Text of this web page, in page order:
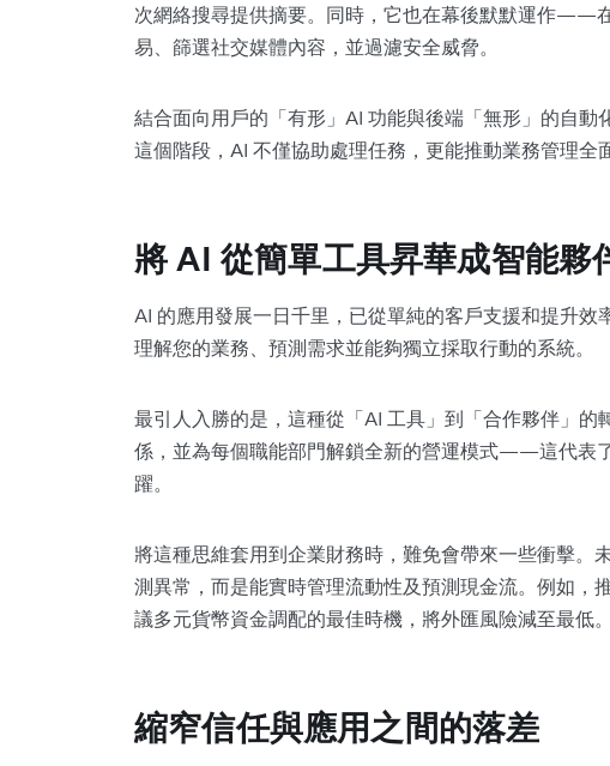
次網絡搜尋提供摘要。同時，它也在幕後默默運作——
易、篩選社交媒體內容，並過濾安全威脅。
結合面向用戶的「有形」AI 功能與後端「無形」的自
這個階段，AI 不僅協助處理任務，更能推動業務管理全
將 AI 從簡單工具昇華成智能夥
AI 的應用發展一日千里，已從單純的客戶支援和提升
理解您的業務、預測需求並能夠獨立採取行動的系統。
最引人入勝的是，這種從「AI 工具」到「合作夥伴」的
係，並為每個職能部門解鎖全新的營運模式——這代表
躍。
將這種思維套用到企業財務時，難免會帶來一些衝擊。
測異常，而是能實時管理流動性及預測現金流。例如，
議多元貨幣資金調配的最佳時機，將外匯風險減至最低。
縮窄信任與應用之間的落差